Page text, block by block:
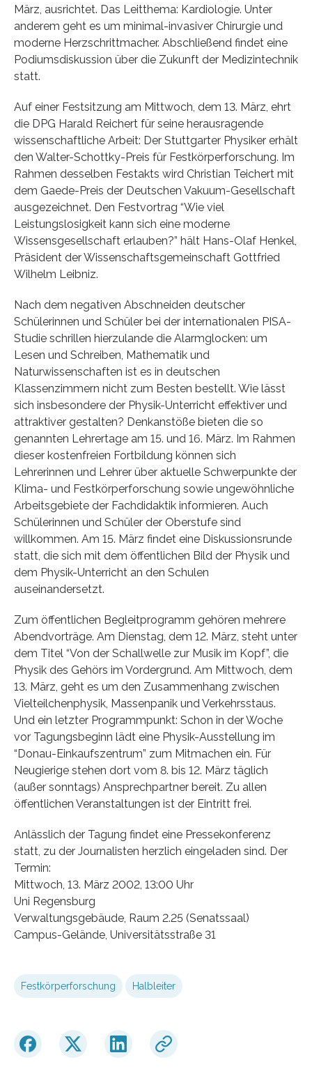
März, ausrichtet. Das Leitthema: Kardiologie. Unter
anderem geht es um minimal-invasiver Chirurgie und
moderne Herzschrittmacher. Abschließend findet eine
Podiumsdiskussion über die Zukunft der Medizintechnik
statt.
Auf einer Festsitzung am Mittwoch, dem 13. März, ehrt
die DPG Harald Reichert für seine herausragende
wissenschaftliche Arbeit: Der Stuttgarter Physiker erhält
den Walter-Schottky-Preis für Festkörperforschung. Im
Rahmen desselben Festakts wird Christian Teichert mit
dem Gaede-Preis der Deutschen Vakuum-Gesellschaft
ausgezeichnet. Den Festvortrag “Wie viel
Leistungslosigkeit kann sich eine moderne
Wissensgesellschaft erlauben?” hält Hans-Olaf Henkel,
Präsident der Wissenschaftsgemeinschaft Gottfried
Wilhelm Leibniz.
Nach dem negativen Abschneiden deutscher
Schülerinnen und Schüler bei der internationalen PISA-
Studie schrillen hierzulande die Alarmglocken: um
Lesen und Schreiben, Mathematik und
Naturwissenschaften ist es in deutschen
Klassenzimmern nicht zum Besten bestellt. Wie lässt
sich insbesondere der Physik-Unterricht effektiver und
attraktiver gestalten? Denkanstöße bieten die so
genannten Lehrertage am 15. und 16. März. Im Rahmen
dieser kostenfreien Fortbildung können sich
Lehrerinnen und Lehrer über aktuelle Schwerpunkte der
Klima- und Festkörperforschung sowie ungewöhnliche
Arbeitsgebiete der Fachdidaktik informieren. Auch
Schülerinnen und Schüler der Oberstufe sind
willkommen. Am 15. März findet eine Diskussionsrunde
statt, die sich mit dem öffentlichen Bild der Physik und
dem Physik-Unterricht an den Schulen
auseinandersetzt.
Zum öffentlichen Begleitprogramm gehören mehrere
Abendvorträge. Am Dienstag, dem 12. März, steht unter
dem Titel “Von der Schallwelle zur Musik im Kopf”, die
Physik des Gehörs im Vordergrund. Am Mittwoch, dem
13. März, geht es um den Zusammenhang zwischen
Vielteilchenphysik, Massenpanik und Verkehrsstaus.
Und ein letzter Programmpunkt: Schon in der Woche
vor Tagungsbeginn lädt eine Physik-Ausstellung im
“Donau-Einkaufszentrum” zum Mitmachen ein. Für
Neugierige stehen dort vom 8. bis 12. März täglich
(außer sonntags) Ansprechpartner bereit. Zu allen
öffentlichen Veranstaltungen ist der Eintritt frei.
Anlässlich der Tagung findet eine Pressekonferenz
statt, zu der Journalisten herzlich eingeladen sind. Der
Termin:
Mittwoch, 13. März 2002, 13:00 Uhr
Uni Regensburg
Verwaltungsgebäude, Raum 2.25 (Senatssaal)
Campus-Gelände, Universitätsstraße 31
Festkörperforschung Halbleiter